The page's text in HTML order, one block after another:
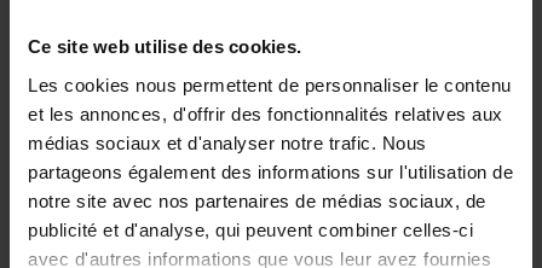
Ce site web utilise des cookies.
Les cookies nous permettent de personnaliser le contenu
et les annonces, d'offrir des fonctionnalités relatives aux
médias sociaux et d'analyser notre trafic. Nous
partageons également des informations sur l'utilisation de
notre site avec nos partenaires de médias sociaux, de
publicité et d'analyse, qui peuvent combiner celles-ci
avec d'autres informations que vous leur avez fournies